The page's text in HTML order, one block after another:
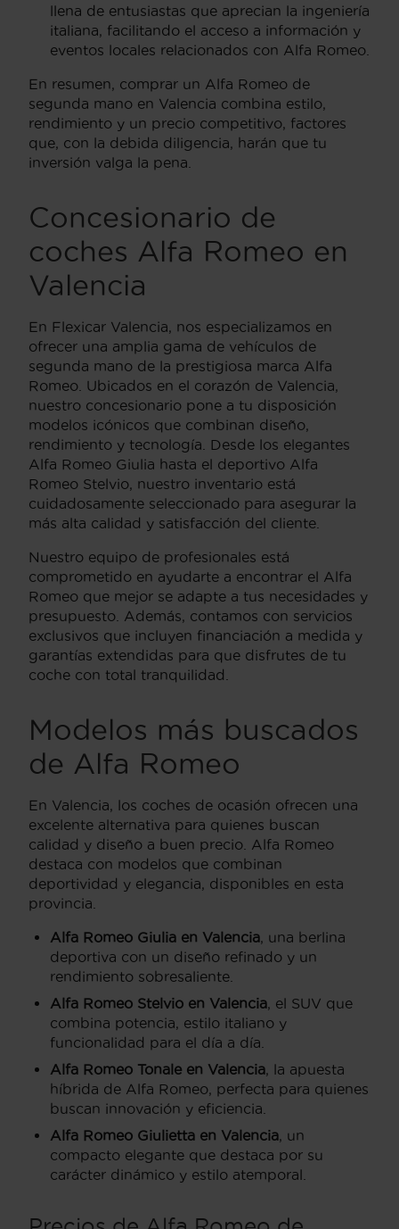
llena de entusiastas que aprecian la ingeniería
italiana, facilitando el acceso a información y
eventos locales relacionados con Alfa Romeo.
En resumen, comprar un Alfa Romeo de
segunda mano en Valencia combina estilo,
rendimiento y un precio competitivo, factores
que, con la debida diligencia, harán que tu
inversión valga la pena.
Concesionario de
coches Alfa Romeo en
Valencia
En Flexicar Valencia, nos especializamos en
ofrecer una amplia gama de vehículos de
segunda mano de la prestigiosa marca Alfa
Romeo. Ubicados en el corazón de Valencia,
nuestro concesionario pone a tu disposición
modelos icónicos que combinan diseño,
rendimiento y tecnología. Desde los elegantes
Alfa Romeo Giulia hasta el deportivo Alfa
Romeo Stelvio, nuestro inventario está
cuidadosamente seleccionado para asegurar la
más alta calidad y satisfacción del cliente.
Nuestro equipo de profesionales está
comprometido en ayudarte a encontrar el Alfa
Romeo que mejor se adapte a tus necesidades y
presupuesto. Además, contamos con servicios
exclusivos que incluyen financiación a medida y
garantías extendidas para que disfrutes de tu
coche con total tranquilidad.
Modelos más buscados
de Alfa Romeo
En Valencia, los coches de ocasión ofrecen una
excelente alternativa para quienes buscan
calidad y diseño a buen precio. Alfa Romeo
destaca con modelos que combinan
deportividad y elegancia, disponibles en esta
provincia.
Alfa Romeo Giulia en Valencia , una berlina
deportiva con un diseño refinado y un
rendimiento sobresaliente.
Alfa Romeo Stelvio en Valencia , el SUV que
combina potencia, estilo italiano y
funcionalidad para el día a día.
Alfa Romeo Tonale en Valencia , la apuesta
híbrida de Alfa Romeo, perfecta para quienes
buscan innovación y eficiencia.
Alfa Romeo Giulietta en Valencia , un
compacto elegante que destaca por su
carácter dinámico y estilo atemporal.